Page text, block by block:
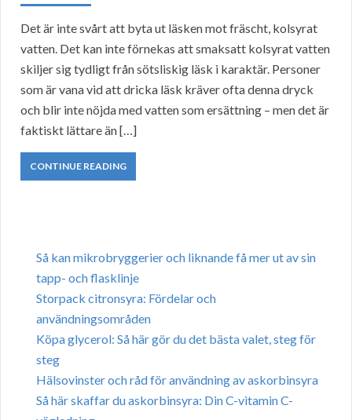
Det är inte svårt att byta ut läsken mot fräscht, kolsyrat
vatten. Det kan inte förnekas att smaksatt kolsyrat vatten
skiljer sig tydligt från sötsliskig läsk i karaktär. Personer
som är vana vid att dricka läsk kräver ofta denna dryck
och blir inte nöjda med vatten som ersättning – men det är
faktiskt lättare än […]
CONTINUE READING
Så kan mikrobryggerier och liknande få mer ut av sin
tapp- och flasklinje
Storpack citronsyra: Fördelar och
användningsområden
Köpa glycerol: Så här gör du det bästa valet, steg för
steg
Hälsovinster och råd för användning av askorbinsyra
Så här skaffar du askorbinsyra: Din C-vitamin C-